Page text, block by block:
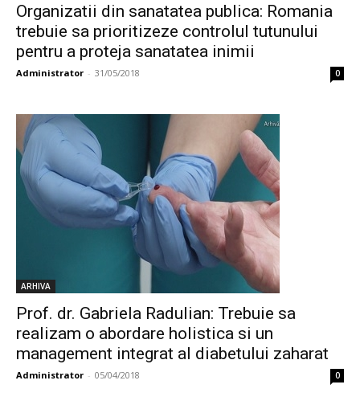
Organizatii din sanatatea publica: Romania
trebuie sa prioritizeze controlul tutunului
pentru a proteja sanatatea inimii
Administrator - 31/05/2018 0
ARHIVA
Prof. dr. Gabriela Radulian: Trebuie sa
realizam o abordare holistica si un
management integrat al diabetului zaharat
Administrator - 05/04/2018 0